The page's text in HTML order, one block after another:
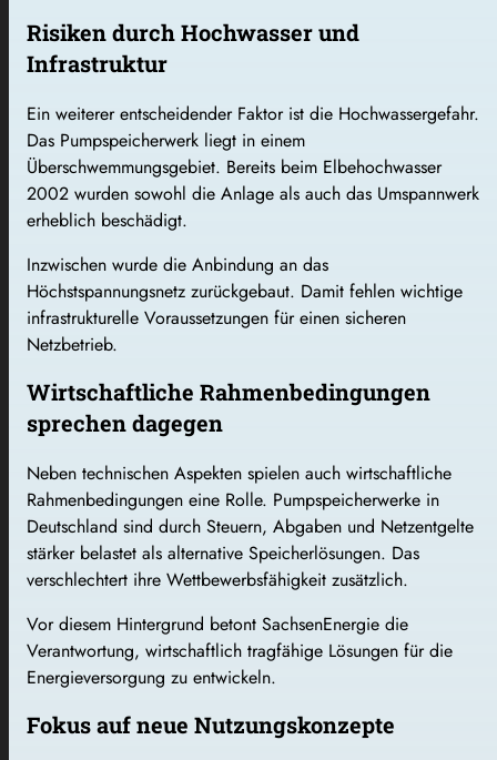
Risiken durch Hochwasser und
Infrastruktur
Ein weiterer entscheidender Faktor ist die Hochwassergefahr.
Das Pumpspeicherwerk liegt in einem
Überschwemmungsgebiet. Bereits beim Elbehochwasser
2002 wurden sowohl die Anlage als auch das Umspannwerk
erheblich beschädigt.
Inzwischen wurde die Anbindung an das
Höchstspannungsnetz zurückgebaut. Damit fehlen wichtige
infrastrukturelle Voraussetzungen für einen sicheren
Netzbetrieb.
Wirtschaftliche Rahmenbedingungen
sprechen dagegen
Neben technischen Aspekten spielen auch wirtschaftliche
Rahmenbedingungen eine Rolle. Pumpspeicherwerke in
Deutschland sind durch Steuern, Abgaben und Netzentgelte
stärker belastet als alternative Speicherlösungen. Das
verschlechtert ihre Wettbewerbsfähigkeit zusätzlich.
Vor diesem Hintergrund betont SachsenEnergie die
Verantwortung, wirtschaftlich tragfähige Lösungen für die
Energieversorgung zu entwickeln.
Fokus auf neue Nutzungskonzepte